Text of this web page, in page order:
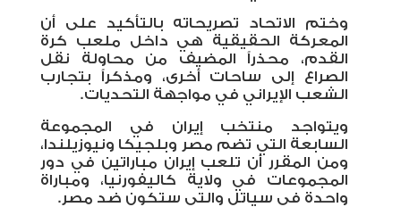
وختم الاتحاد تصريحاته بالتأكيد على أن
المعركة الحقيقية هي داخل ملعب كرة
القدم، محذراً المضيف من محاولة نقل
الصراع إلى ساحات أخرى، ومذكراً بتجارب
الشعب الإيراني في مواجهة التحديات.
ويتواجد منتخب إيران في المجموعة
السابعة التي تضم مصر وبلجيكا ونيوزيلندا،
ومن المقرر أن تلعب إيران مباراتين في دور
المجموعات في ولاية كاليفورنيا، ومباراة
واحدة في سياتل والتي ستكون ضد مصر .